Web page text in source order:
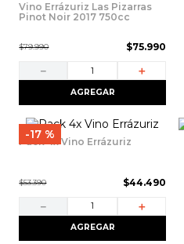
Vino Errázuriz Las Pizarras
Pinot Noir 2017 750cc
$79.990 $75.990
＋
－
AGREGAR
17 %
Pack 4x Vino Errázuriz
$53.390 $44.490
＋
－
AGREGAR